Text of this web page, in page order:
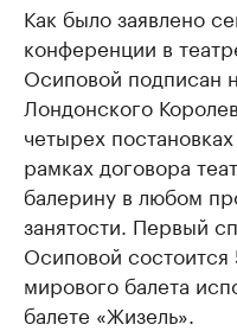
Как было заявлено
конференции в
Осиповой подписан
Лондонского
четырех
рамках договора
балерину в любом
занятости. Первый
Осиповой
мирового балета
балете «Жизель».